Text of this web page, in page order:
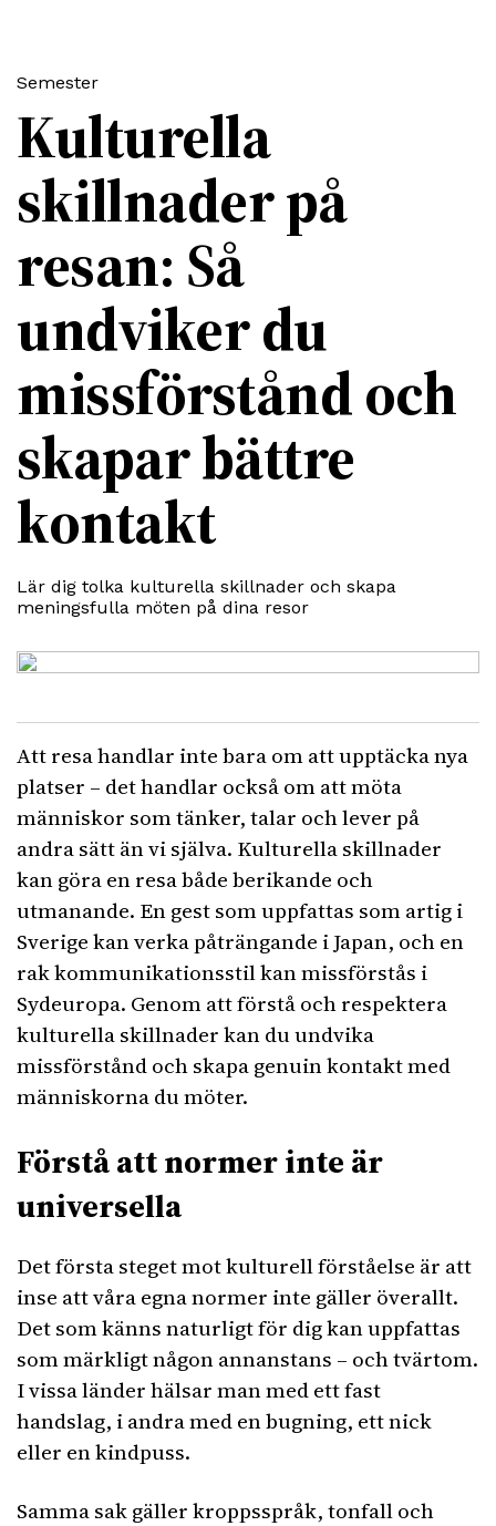
Kulturella
skillnader på
resan: Så
undviker du
missförstånd och
skapar bättre
kontakt
Lär dig tolka kulturella skillnader och skapa
meningsfulla möten på dina resor
Semester
Att resa handlar inte bara om att upptäcka nya
platser – det handlar också om att möta
människor som tänker, talar och lever på
andra sätt än vi själva. Kulturella skillnader
kan göra en resa både berikande och
utmanande. En gest som uppfattas som artig i
Sverige kan verka påträngande i Japan, och en
rak kommunikationsstil kan missförstås i
Sydeuropa. Genom att förstå och respektera
kulturella skillnader kan du undvika
missförstånd och skapa genuin kontakt med
människorna du möter.
Förstå att normer inte är
universella
Det första steget mot kulturell förståelse är att
inse att våra egna normer inte gäller överallt.
Det som känns naturligt för dig kan uppfattas
som märkligt någon annanstans – och tvärtom.
I vissa länder hälsar man med ett fast
handslag, i andra med en bugning, ett nick
eller en kindpuss.
Samma sak gäller kroppsspråk, tonfall och